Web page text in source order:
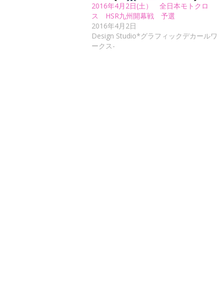
2016年4月2日(土） 全日本モトクロ
ス HSR九州開幕戦 予選
2016年4月2日
Design Studio*グラフィックデカールワ
ークス-